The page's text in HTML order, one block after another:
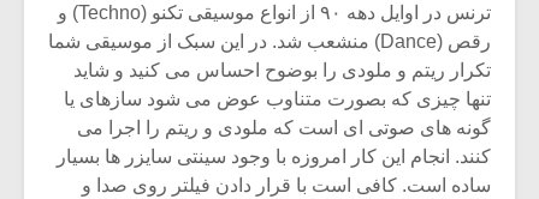
ترنس در اوایل دهه ۹۰ از انواع موسیقی تکنو (Techno) و
رقص (Dance) منشعب شد. در این سبک از موسیقی شما
و ملودی را بوضوح احساس می کنید و شاید
که بصورت متناوب عوض می شود سازهای یا
صوتی ای است که ملودی و ریتم را اجرا می
این کار امروزه با وجود سینتی سایزر ها بسیار
کافی است با قرار دادن فیلتر روی صدا و
یادداشتی بر موسیقی
متن فیلم «متری
شیش و نیم»
اگر نمی توانی
مشهورترین باشی،
بدنام ترین باش